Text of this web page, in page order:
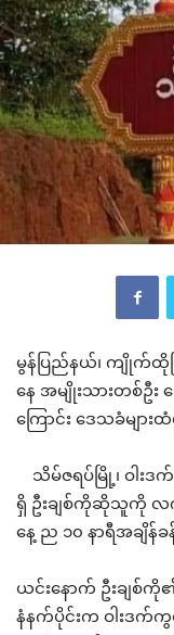
မွန်ပြည်နယ်၊ ကျိုက်ထိုမ
နေ အမျိုးသားတစ်ဦး
ကြောင်း ဒေသခံမျာ
သိမ်ဇရပ်မြို့၊ ဝါး
ရှိ ဦးချစ်ကိုဆိုသူကို
နေ့ ည ၁၀ နာရီအချိန်
ယင်းနောက် ဦးချစ်
နံနက်ပိုင်းက ဝါးဒက်ကွ